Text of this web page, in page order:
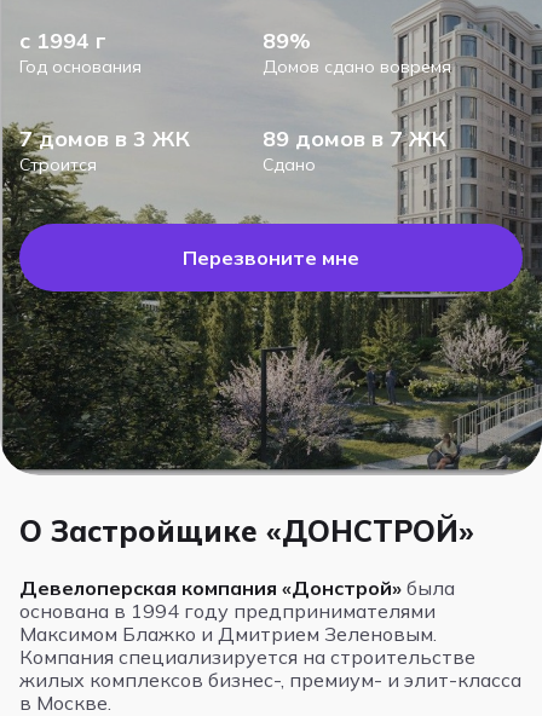
с 1994 г
Год основания
89%
Домов сдано вовремя
7 домов в 3 ЖК
Строится
89 домов в 7 ЖК
Сдано
Перезвоните мне
О Застройщике «ДОНСТРОЙ»
Девелоперская компания «Донстрой» была
основана в 1994 году предпринимателями
Максимом Блажко и Дмитрием Зеленовым.
Компания специализируется на строительстве
жилых комплексов бизнес-, премиум- и элит-класса
в Москве.